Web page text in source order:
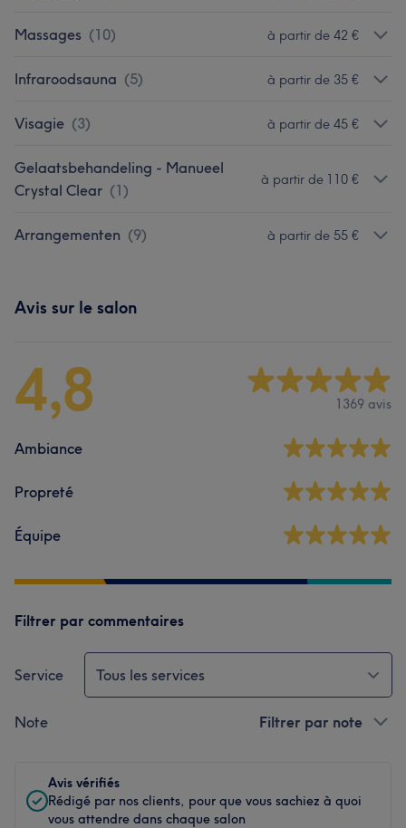
Massages (10) à partir de 42 €
Infraroodsauna (5) à partir de 35 €
Visagie (3) à partir de 45 €
Gelaatsbehandeling - Manueel
Crystal Clear (1)
à partir de 110 €
Arrangementen (9) à partir de 55 €
Avis sur le salon
4,8 1369 avis
Ambiance
Propreté
Équipe
Filtrer par commentaires
Service Tous les services
Note Filtrer par note
Avis vérifiés
Rédigé par nos clients, pour que vous sachiez à quoi
vous attendre dans chaque salon